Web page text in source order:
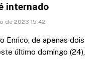
internado
de 2023 15:42
Enrico, de apenas dois
último domingo (24),